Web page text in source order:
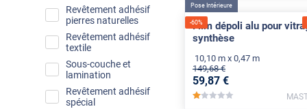
Revêtement adhésif
pierres naturelles
Revêtement adhésif
textile
Sous-couche et
lamination
Revêtement adhésif
spécial
-60%
Pose Intérieure
Film dépoli alu pour
synthèse
10,10 m x 0,47 m
149,68 €
59,87 €
*****